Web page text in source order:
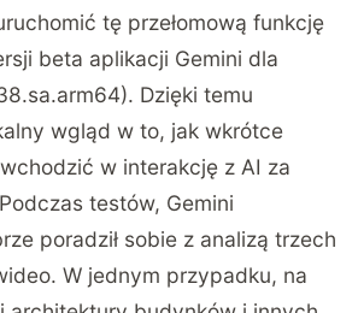
tę przełomową funkcję
beta aplikacji Gemini dla
Dzięki temu
wgląd w to, jak wkrótce
w interakcję z AI za
testów, Gemini
poradził sobie z analizą trzech
W jednym przypadku, na